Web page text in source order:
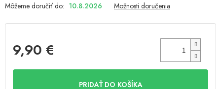
Môžeme doručiť do: 10.8.2026 Možnosti doručenia
9,90 €
PRIDAŤ DO KOŠÍKA